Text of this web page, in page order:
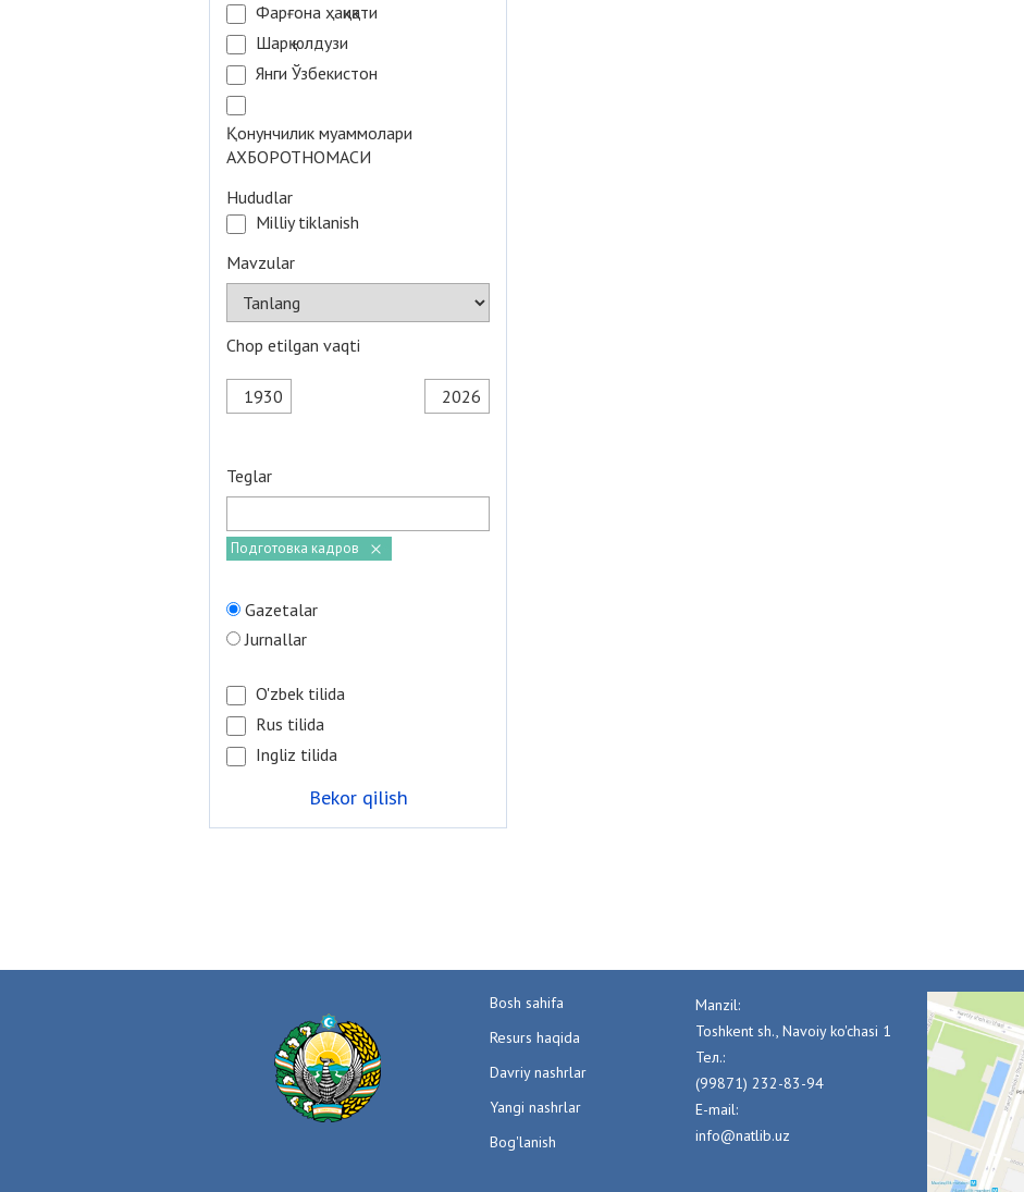
Фарғона ҳақиқати
Шарқ юлдузи
Янги Ўзбекистон
Қонунчилик муаммолари
АХБОРОТНОМАСИ
Hududlar
Milliy tiklanish
Mavzular
Chop etilgan vaqti
Teglar
Подготовка кадров
Gazetalar
Jurnallar
O'zbek tilida
Rus tilida
Ingliz tilida
Bekor qilish
Bosh sahifa
Resurs haqida
Davriy nashrlar
Yangi nashrlar
Bog'lanish
Manzil:
Toshkent sh., Navoiy ko'chasi 1
Тел.:
(99871) 232-83-94
E-mail:
info@natlib.uz